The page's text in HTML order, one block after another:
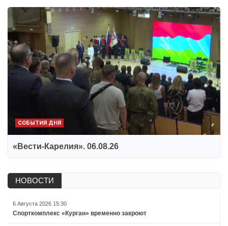
СОБЫТИЯ ДНЯ
«Вести-Карелия». 06.08.26
НОВОСТИ
6 Августа 2026 15:30
Спорткомплекс «Курган» временно закроют